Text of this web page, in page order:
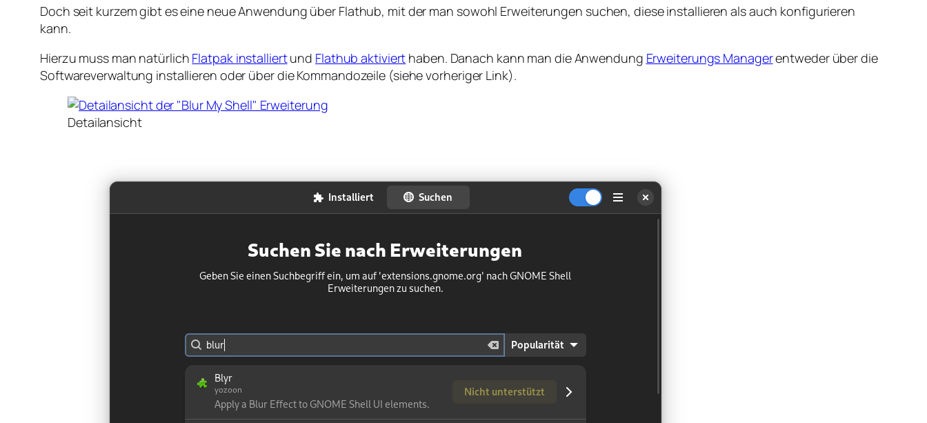
Doch seit kurzem gibt es eine neue Anwendung über Flathub, mit der man sowohl Erweiterungen suchen, diese installieren als auch konfigurieren
kann.
Hierzu muss man natürlich Flatpak installiertund Flathub aktiviert haben. Danach kann man die Anwendung Erweiterungs Managerentweder über die
Softwareverwaltung installieren oder über die Kommandozeile (siehe vorheriger Link).
Detailansicht